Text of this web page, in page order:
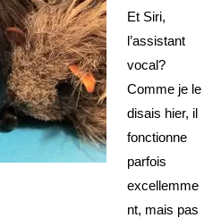
Et Siri,
l’assistant
vocal?
Comme je le
disais hier, il
fonctionne
parfois
excellemme
nt, mais pas